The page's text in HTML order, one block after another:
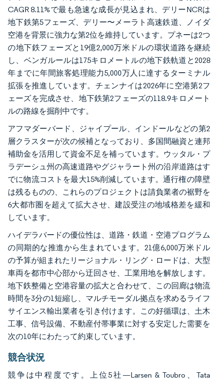
CAGR 8.11%で最も急速な成長が見込まれ、デリーNCRは
地下鉄第5フェーズ、デリー〜メーラト高速鉄道、ノイダ
空港を背景に強力な第2位を維持しています。プネーは2つ
の地下鉄フェーズと19億2,000万米ドルの環状道路を継続
し、ベンガルールは175キロメートルの地下鉄軌道と2028
年までに年間旅客処理能力5,000万人に達するターミナル
拡張を推進しています。チェンナイは2026年に空港第2フ
ェーズを完成させ、地下鉄第2フェーズの118.9キロメート
ルの路線を掘削中です。
アフマダーバード、ジャイプール、インドールなどの第2
層クラスターが次の候補となっており、多国間融資と連邦
補助金を活用して資金不足を補っています。ウッタル・プ
ラデーシュ州の高速道路やグジャラート州の沿岸道路はす
でに物流コストを最大15%削減しています。通行権の障壁
は残るものの、これらのプロジェクトは請負業者の裾野を
6大都市圏を超えて拡大させ、建設受注の地域格差を緩和
しています。
ハイデラバードの優位性は、道路・鉄道・空港プログラム
の同期的な推進から生まれています。21億6,000万米ドル
の予算が組まれたリージョナル・リング・ロードは、大型
車両を都市中心部から迂回させ、工業用地を解放します。
地下鉄整備と空港容量の拡大と合わせて、この回廊は物流
時間を3分の1短縮し、マルチモーダル拠点を求めるライフ
サイエンス輸出業者を引き付けます。この好循環は、土木
工事、信号設備、不動産付帯事業に対する安定した需要を
次の10年にわたって約束しています。
競合状況
競争は中程度です。上位5社—Larsen & Toubro、Tata